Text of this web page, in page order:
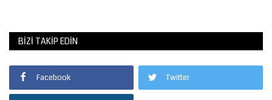
BIZI TAKIP EDIN
Facebook Twitter